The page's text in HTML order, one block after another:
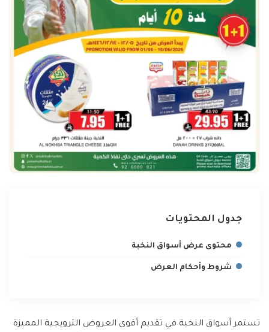
جدول المحتويات
محتوى عرض أسواق النخبة
شروط وأحكام العرض
تستمر أسواق النخبة في تقديم أقوى العروض الترويجية المميزة